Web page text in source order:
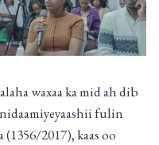
waxaa ka mid ah dib
fulin
2017), kaas oo